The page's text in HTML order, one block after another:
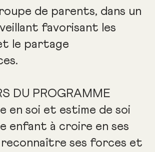
de parents, dans un
favorisant les
le partage
DU PROGRAMME
en soi et estime de soi
enfant à croire en ses
ses forces et